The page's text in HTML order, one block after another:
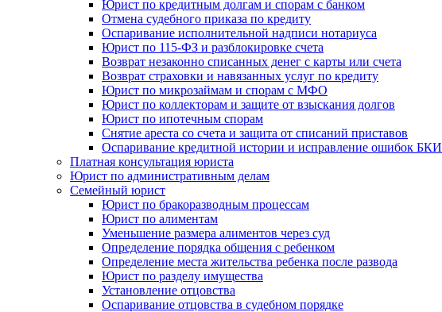
Юрист по кредитным долгам и спорам с банком
Отмена судебного приказа по кредиту
Оспаривание исполнительной надписи нотариуса
Юрист по 115-ФЗ и разблокировке счета
Возврат незаконно списанных денег с карты или счета
Возврат страховки и навязанных услуг по кредиту
Юрист по микрозаймам и спорам с МФО
Юрист по коллекторам и защите от взыскания долгов
Юрист по ипотечным спорам
Снятие ареста со счета и защита от списаний приставов
Оспаривание кредитной истории и исправление ошибок БКИ
Платная консультация юриста
Юрист по административным делам
Семейный юрист
Юрист по бракоразводным процессам
Юрист по алиментам
Уменьшение размера алиментов через суд
Определение порядка общения с ребенком
Определение места жительства ребенка после развода
Юрист по разделу имущества
Установление отцовства
Оспаривание отцовства в судебном порядке